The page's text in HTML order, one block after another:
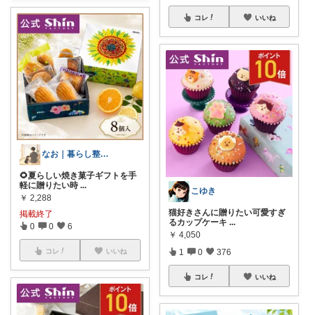
なお｜暮らし整えROOM｜犬もいます🐕
🌻夏らしい焼き菓子ギフトを手
軽に贈りたい時 ...
￥ 2,288
掲載終了
0 0 6
コレ いいね
コレ いいね
こゆき
猫好きさんに贈りたい可愛すぎ
るカップケーキ ...
￥ 4,050
1 0 376
コレ いいね